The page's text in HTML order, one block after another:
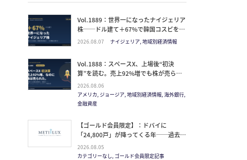
Vol.1889：世界一になったナイジェリア
株──ドル建て＋67%で韓国コスピを抜
いた理由と、日本人の乗り方
2026.08.07 ナイジェリア, 地域別経済情報
Vol.1888：スペースX、上場後“初決
算”を読む。売上92%増でも株が売られ
た本当の理由と、1.5兆ドル企業の買い
方。
2026.08.06
アメリカ, ジョージア, 地域別経済情報, 海外銀行,
金融資産
【ゴールド会員限定】：ドバイに
「24,800戸」が降ってくる年──過去
20年で最大の引き渡しラッシュと、ミサ
イルが崩した“安全神話”。2027年の供給
2026.08.05
カテゴリーなし, ゴールド会員限定記事